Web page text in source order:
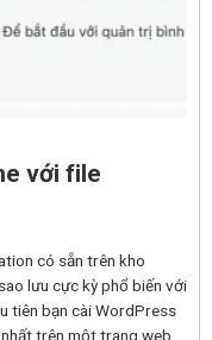
với file
có sẵn trên kho
lưu cực kỳ phổ biến với
tiên bạn cài WordPress
trên một trang web